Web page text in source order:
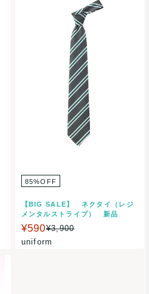
85%OFF
【BIG SALE】 ネクタイ（レジ
メンタルストライプ） 新品
¥590¥3,900
uniform